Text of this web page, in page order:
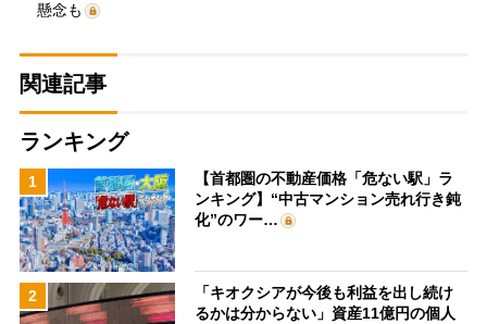
懸念も
関連記事
ランキング
1
【首都圏の不動産価格「危ない駅」ラ
ンキング】“中古マンション売れ行き鈍
化”のワー…
2
「キオクシアが今後も利益を出し続け
るかは分からない」資産11億円の個人